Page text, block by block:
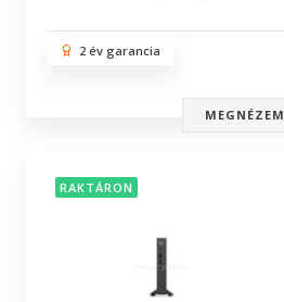
2 év garancia
MEGNÉZEM
RAKTÁRON